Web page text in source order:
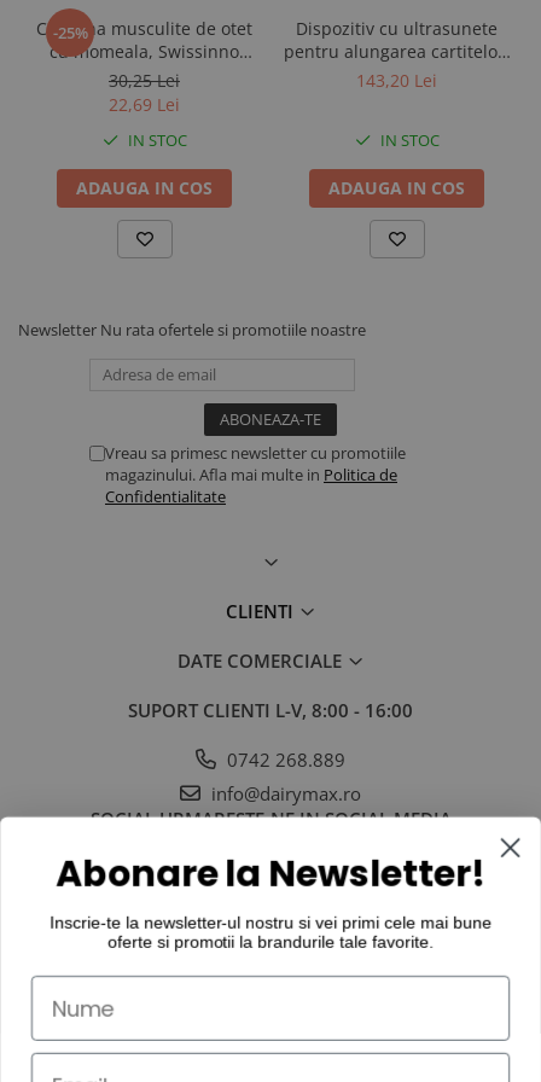
Articole veterinare
Ecornare si taiere cozi
Pardoseli beton
Separatoare de cusete
Ventilatie si climatizare
Sisteme de management
Ciocane si baroase
Consumabile scule si unelte
Lame foarfeci si fierastraie
Lopeti, cazmale si sape
Maturi, perii si farase
Macete si seceri
Plantatoare
Seturi unelte gradinarit
Folii si prelate
Infoliere si legare baloti
-25%
Capcana musculite de otet
cu momeala, Swissinno
Fruit Fly Trap
30,25 Lei
22,69 Lei
IN STOC
ADAUGA IN COS
Dispozitiv cu ultrasunete
pentru alungarea cartitelor,
incarcare solara, Swissinno
143,20 Lei
IN STOC
ADAUGA IN COS
Newsletter Nu rata ofertele si promotiile noastre
Vreau sa primesc newsletter cu promotiile
magazinului. Afla mai multe in Politica de
Confidentialitate
CLIENTI
DATE COMERCIALE
SUPORT CLIENTI L-V, 8:00 - 16:00
0742 268.889
info@dairymax.ro
SOCIALURMARESTE-NE IN SOCIAL MEDIA
Abonare la Newsletter!
Inscrie-te la newsletter-ul nostru si vei primi cele mai bune
oferte si promotii la brandurile tale favorite.